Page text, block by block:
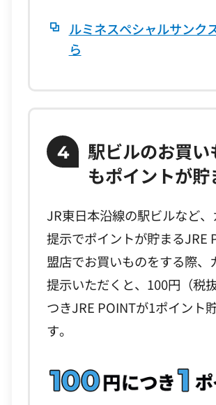
ルミネスペシャルサンク
ら
4
駅ビルのお買い
もポイントが貯
JR東日本沿線の駅ビルなど
提示でポイントが貯まるJRE
盟店でお買いものをする際、
提示いただくと、100円（税抜
つきJRE POINTが1ポイント
す。